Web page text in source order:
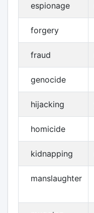
espionage
forgery
fraud
genocide
hijacking
homicide
kidnapping
manslaughter